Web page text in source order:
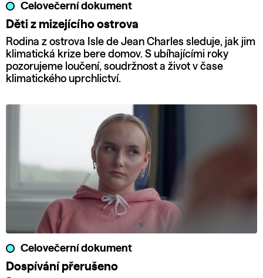
Celovečerní dokument
Děti z mizejícího ostrova
Rodina z ostrova Isle de Jean Charles sleduje, jak jim
klimatická krize bere domov. S ubíhajícími roky
pozorujeme loučení, soudržnost a život v čase
klimatického uprchlictví.
Celovečerní dokument
Dospívání přerušeno